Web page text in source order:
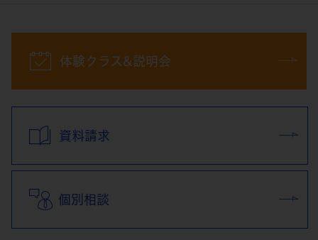
体験クラス&説明会
資料請求
個別相談